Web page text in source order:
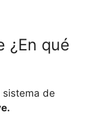
¿En qué
sistema de